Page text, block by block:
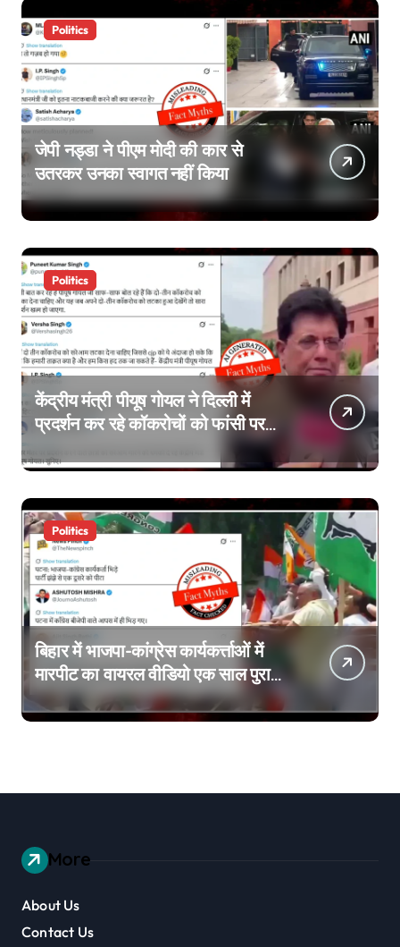
Politics
जेपी नड्डा ने पीएम मोदी की कार से
उतरकर उनका स्वागत नहीं किया
Politics
केंद्रीय मंत्री पीयूष गोयल ने दिल्ली में
प्रदर्शन कर रहे कॉकरोचों को फांसी पर
लटकाने की बात नहीं की, वायरल वीडियो
AI जेनरेटेड है
Politics
बिहार में भाजपा-कांग्रेस कार्यकर्त्ताओं में
मारपीट का वायरल वीडियो एक साल पुराना
है
More
About Us
Contact Us